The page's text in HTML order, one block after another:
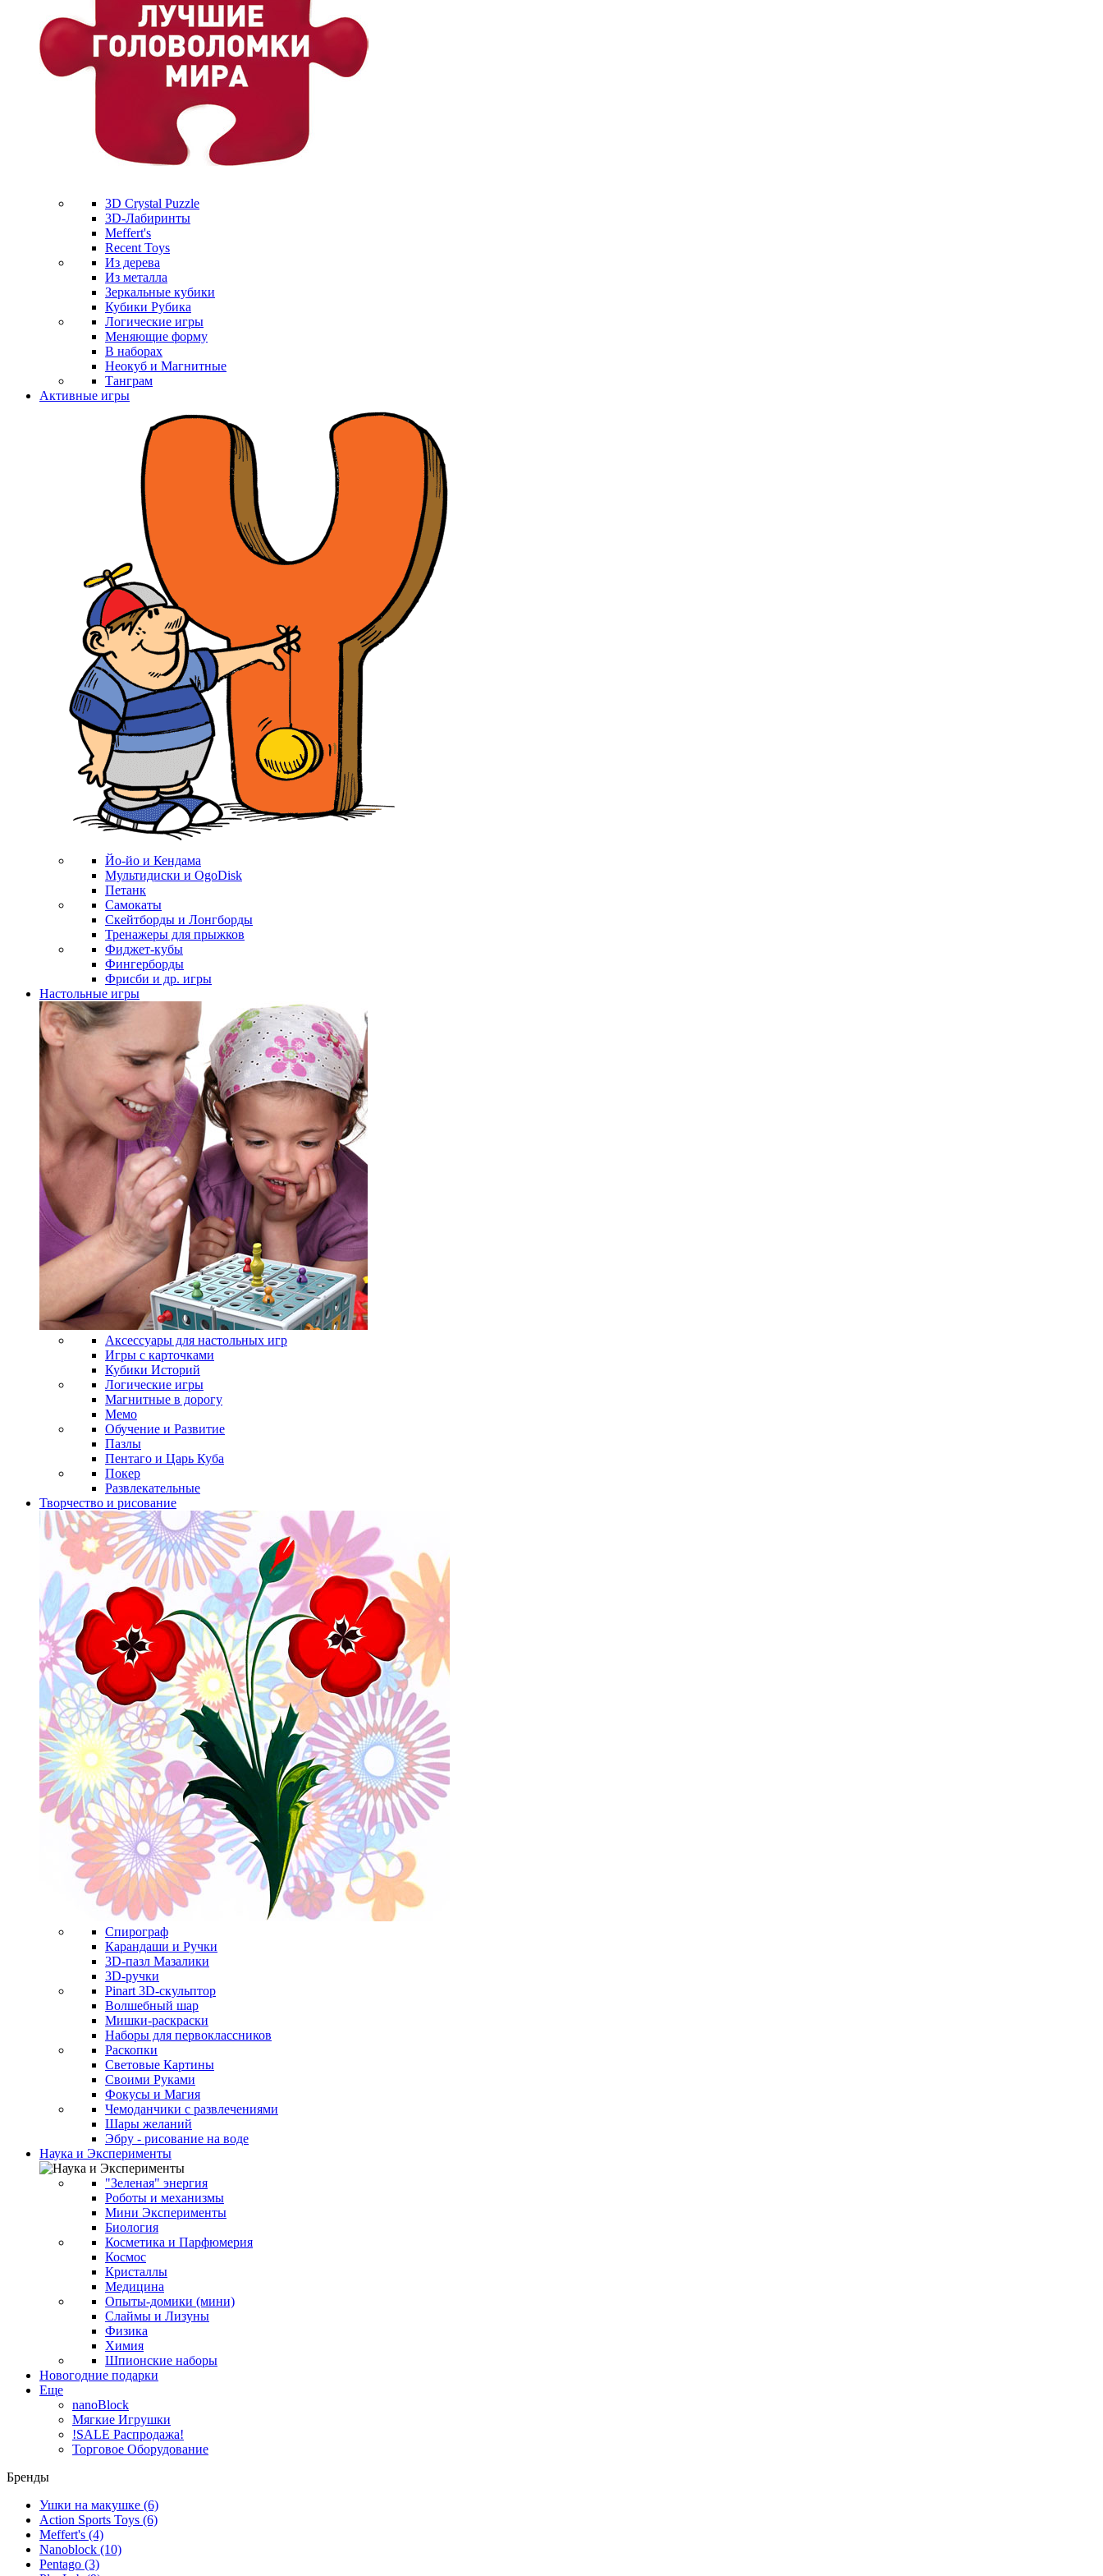
3D Crystal Puzzle
3D-Лабиринты
Meffert's
Recent Toys
Из дерева
Из металла
Зеркальные кубики
Кубики Рубика
Логические игры
Меняющие форму
В наборах
Неокуб и Магнитные
Танграм
Активные игры
Йо-йо и Кендама
Мультидиски и OgoDisk
Петанк
Самокаты
Скейтборды и Лонгборды
Тренажеры для прыжков
Фиджет-кубы
Фингерборды
Фрисби и др. игры
Настольные игры
Аксессуары для настольных игр
Игры с карточками
Кубики Историй
Логические игры
Магнитные в дорогу
Мемо
Обучение и Развитие
Пазлы
Пентаго и Царь Куба
Покер
Развлекательные
Творчество и рисование
Спирограф
Карандаши и Ручки
3D-пазл Мазалики
3D-ручки
Pinart 3D-скульптор
Волшебный шар
Мишки-раскраски
Наборы для первоклассников
Раскопки
Световые Картины
Своими Руками
Фокусы и Магия
Чемоданчики с развлечениями
Шары желаний
Эбру - рисование на воде
Наука и Эксперименты
"Зеленая" энергия
Роботы и механизмы
Мини Эксперименты
Биология
Косметика и Парфюмерия
Космос
Кристаллы
Медицина
Опыты-домики (мини)
Слаймы и Лизуны
Физика
Химия
Шпионские наборы
Новогодние подарки
Еще
nanoBlock
Мягкие Игрушки
!SALE Распродажа!
Торговое Оборудование
Бренды
Ушки на макушке (6)
Action Sports Toys (6)
Meffert's (4)
Nanoblock (10)
Pentago (3)